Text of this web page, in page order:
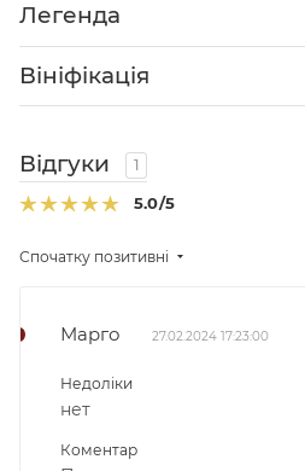
Легенда
Вініфікація
Відгуки 1
5.0/5
Спочатку позитивні
Марго 27.02.2024 17:23:00
Недоліки
нет
Коментар